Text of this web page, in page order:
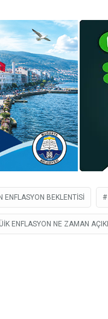
ENFLASYON BEKLENTISI
ENFLASYON NE ZAMAN